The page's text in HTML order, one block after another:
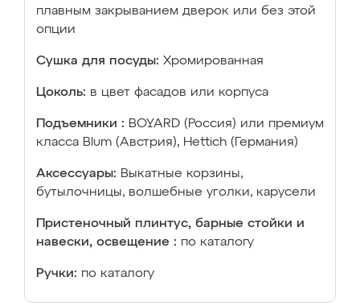
плавным закрыванием дверок или без этой
опции
Сушка для посуды: Хромированная
Цоколь: в цвет фасадов или корпуса
Подъемники : BOYARD (Россия) или премиум
класса Blum (Австрия), Hettich (Германия)
Аксессуары: Выкатные корзины,
бутылочницы, волшебные уголки, карусели
Пристеночный плинтус, барные стойки и
навески, освещение : по каталогу
Ручки: по каталогу